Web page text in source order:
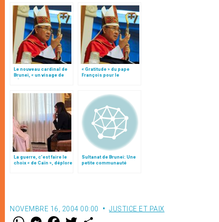
Le nouveau cardinal de
Brunei, « un visage de
l’Église qu’on ne voit pas
« Gratitude » du pape
François pour le
La guerre, c’est faire le
choix « de Caïn », déplore
Sultanat de Brunei: Une
petite communauté
NOVEMBRE 16, 2004 00:00 JUSTICE ET PAIX
W M F